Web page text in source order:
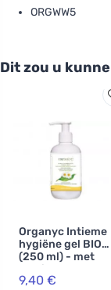
ORGWW5
Dit zou u
Organyc Intieme
hygiëne gel BIO
(250 ml) - met
kamille- en
calendula-
9,40 €